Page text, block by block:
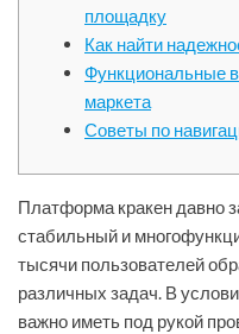
площадку
Как найти
Функциональные
маркета
Советы по
Платформа кракен давно
стабильный и
тысячи пользователей
различных задач. В
важно иметь под рукой